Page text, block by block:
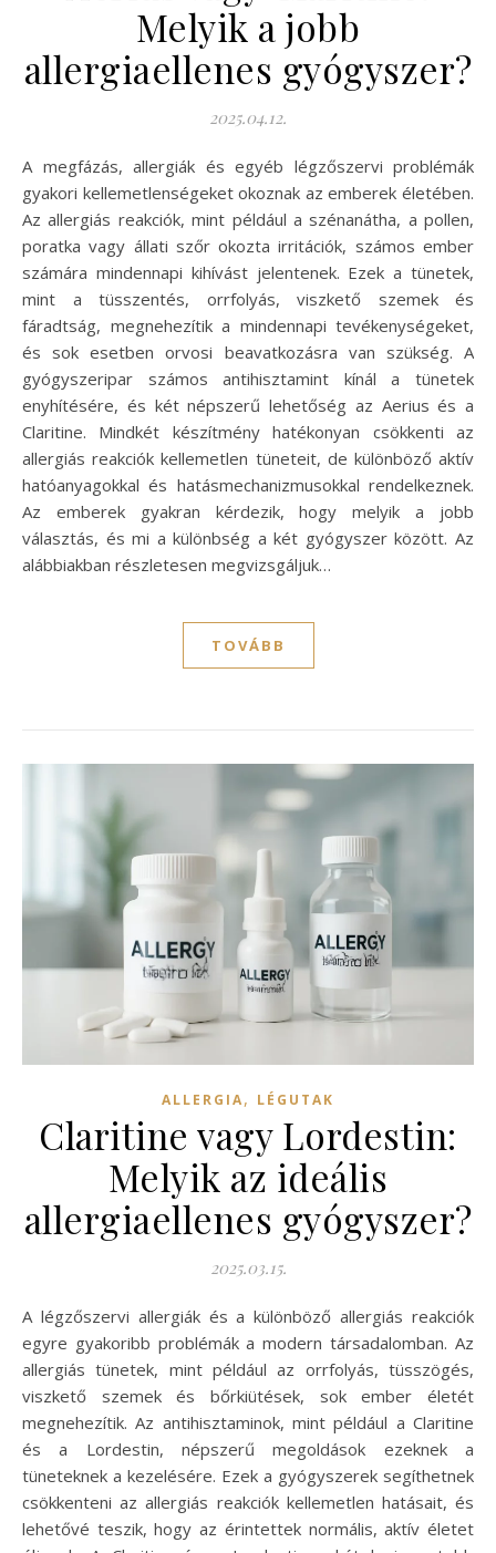
Melyik a jobb
allergiaellenes gyógyszer?
2025.04.12.
A megfázás, allergiák és egyéb légzőszervi problémák
gyakori kellemetlenségeket okoznak az emberek életében.
Az allergiás reakciók, mint például a szénanátha, a pollen,
poratka vagy állati szőr okozta irritációk, számos ember
számára mindennapi kihívást jelentenek. Ezek a tünetek,
mint a tüsszentés, orrfolyás, viszkető szemek és
fáradtság, megnehezítik a mindennapi tevékenységeket,
és sok esetben orvosi beavatkozásra van szükség. A
gyógyszeripar számos antihisztamint kínál a tünetek
enyhítésére, és két népszerű lehetőség az Aerius és a
Claritine. Mindkét készítmény hatékonyan csökkenti az
allergiás reakciók kellemetlen tüneteit, de különböző aktív
hatóanyagokkal és hatásmechanizmusokkal rendelkeznek.
Az emberek gyakran kérdezik, hogy melyik a jobb
választás, és mi a különbség a két gyógyszer között. Az
alábbiakban részletesen megvizsgáljuk…
TOVÁBB
ALLERGIA, LÉGUTAK
Claritine vagy Lordestin:
Melyik az ideális
allergiaellenes gyógyszer?
2025.03.15.
A légzőszervi allergiák és a különböző allergiás reakciók
egyre gyakoribb problémák a modern társadalomban. Az
allergiás tünetek, mint például az orrfolyás, tüsszögés,
viszkető szemek és bőrkiütések, sok ember életét
megnehezítik. Az antihisztaminok, mint például a Claritine
és a Lordestin, népszerű megoldások ezeknek a
tüneteknek a kezelésére. Ezek a gyógyszerek segíthetnek
csökkenteni az allergiás reakciók kellemetlen hatásait, és
lehetővé teszik, hogy az érintettek normális, aktív életet